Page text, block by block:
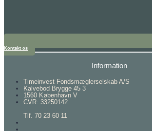
Kontakt os
Information
Timeinvest Fondsmæglerselskab A/S
Kalvebod Brygge 45 3
1560 København V
CVR: 33250142
Tlf. 70 23 60 11